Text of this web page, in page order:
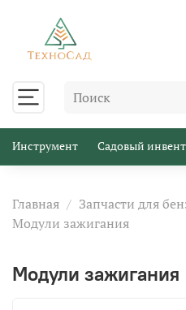
Инструмент Садовый
Главная Запчасти для
Модули зажигания
Модули зажигания